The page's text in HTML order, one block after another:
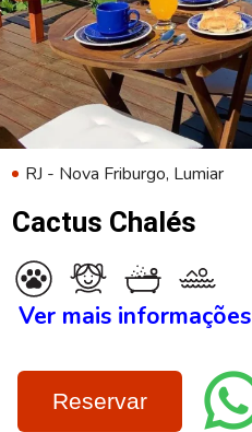
RJ - Nova Friburgo, Lumiar
Cactus Chalés
Ver mais informações
Reservar